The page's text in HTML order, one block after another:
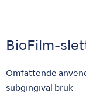
BioFilm-
Omfattende
subgingival bruk